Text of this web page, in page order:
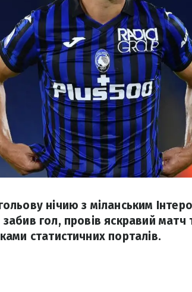
нічию з міланським
гол, провів яскравий
статистичних порталів.